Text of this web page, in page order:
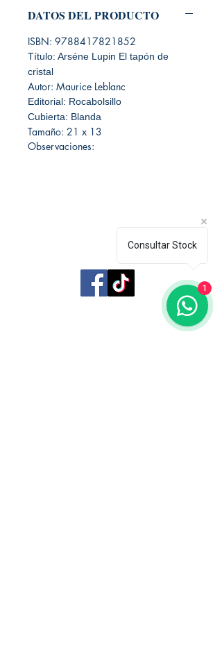
DATOS DEL PRODUCTO
ISBN: 9788417821852
Título: Arséne Lupin El tapón de
cristal
Autor: Maurice Leblanc
Editorial: Rocabolsillo
Cubierta: Blanda
Tamaño: 21 x 13
Observaciones:
Consultar Stock
1